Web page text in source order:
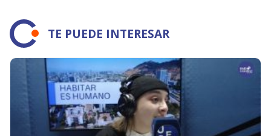
TE PUEDE INTERESAR